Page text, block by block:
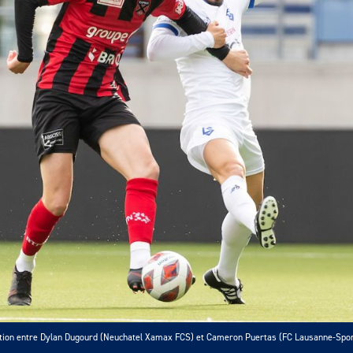
entre Dylan Dugourd (Neuchatel Xamax FCS) et Cameron Puertas (FC Lausanne-